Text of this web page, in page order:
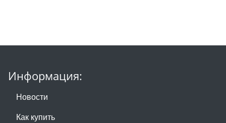
Информация:
Новости
Как купить